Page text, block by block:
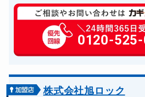
玄関カギ修理
玄関カギ作成
玄関カギ交換
バイクカギ開け
0120-
株式会社旭ロック